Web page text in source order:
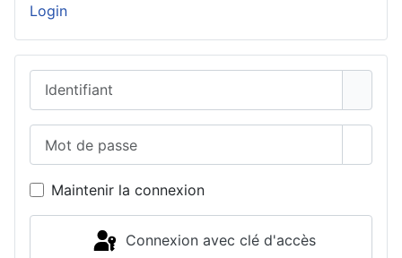
Login
Maintenir la connexion
Connexion avec clé d'accès